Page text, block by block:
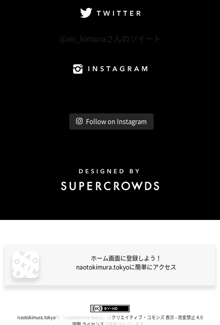
@air_kimuraさんのツイート
Follow on Instagram
ホーム画面に登録しよう！
naotokimura.tokyoに簡単にアクセス
naotokimura.tokyo作『 naotokimura.tokyo 』は クリエイティブ・コモンズ 表示 - 改変禁止 4.0